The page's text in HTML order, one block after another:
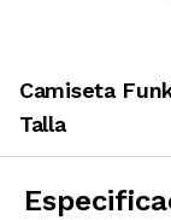
Camiseta
Talla